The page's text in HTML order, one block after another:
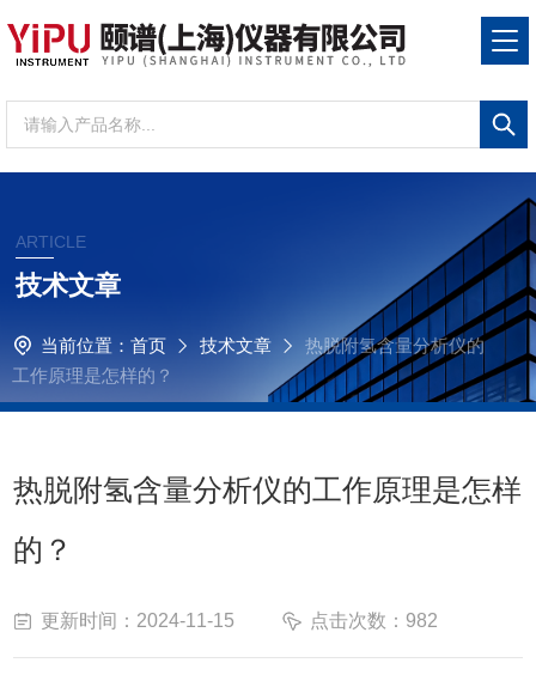
ARTICLE
技术文章
当前位置： 首页 技术文章
热脱附氢含量分析仪的
工作原理是怎样的？
热脱附氢含量分析仪的工作原理是怎样
的？
更新时间：2024-11-15 点击次数：982